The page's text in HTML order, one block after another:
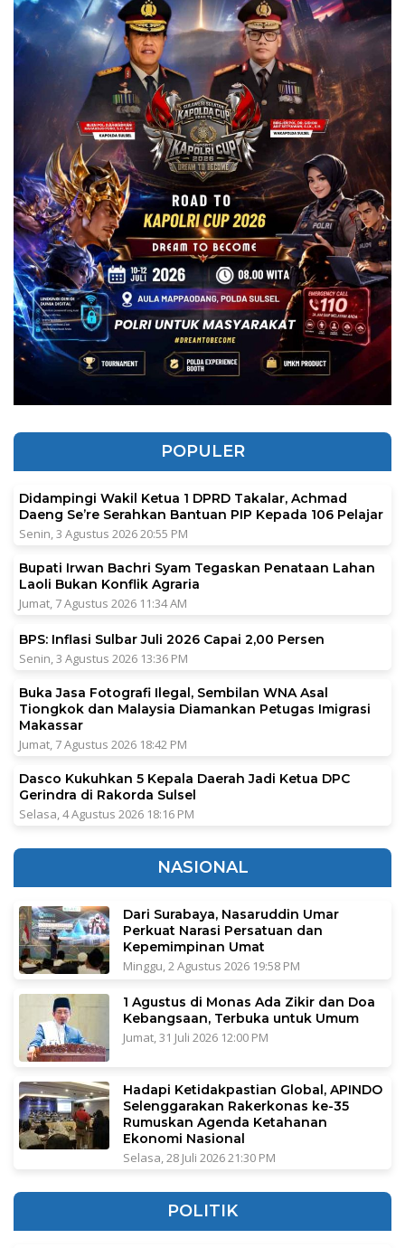
POPULER
Didampingi Wakil Ketua 1 DPRD Takalar, Achmad
Daeng Se’re Serahkan Bantuan PIP Kepada 106 Pelajar
Senin, 3 Agustus 2026 20:55 PM
Bupati Irwan Bachri Syam Tegaskan Penataan Lahan
Laoli Bukan Konflik Agraria
Jumat, 7 Agustus 2026 11:34 AM
BPS: Inflasi Sulbar Juli 2026 Capai 2,00 Persen
Senin, 3 Agustus 2026 13:36 PM
Buka Jasa Fotografi Ilegal, Sembilan WNA Asal
Tiongkok dan Malaysia Diamankan Petugas Imigrasi
Makassar
Jumat, 7 Agustus 2026 18:42 PM
Dasco Kukuhkan 5 Kepala Daerah Jadi Ketua DPC
Gerindra di Rakorda Sulsel
Selasa, 4 Agustus 2026 18:16 PM
NASIONAL
Dari Surabaya, Nasaruddin Umar
Perkuat Narasi Persatuan dan
Kepemimpinan Umat
Minggu, 2 Agustus 2026 19:58 PM
1 Agustus di Monas Ada Zikir dan Doa
Kebangsaan, Terbuka untuk Umum
Jumat, 31 Juli 2026 12:00 PM
Hadapi Ketidakpastian Global, APINDO
Selenggarakan Rakerkonas ke-35
Rumuskan Agenda Ketahanan
Ekonomi Nasional
Selasa, 28 Juli 2026 21:30 PM
POLITIK